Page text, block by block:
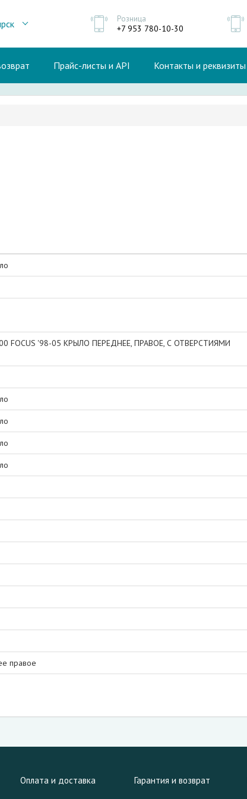
Розница
+7 953 780-10-30
Прайс-листы и API Контакты и реквизиты
FOCUS '98-05 КРЫЛО ПЕРЕДНЕЕ, ПРАВОЕ, С ОТВЕРСТИЯМИ
правое
Оплата и доставка Гарантия и возврат